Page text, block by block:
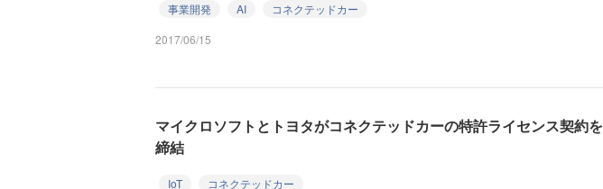
事業開発 AI
コネクテッドカー
2017/06/15
マイクロソフトとトヨタがコネクテッドカーの特許ライセンス契約を
締結
IoT
コネクテッドカー